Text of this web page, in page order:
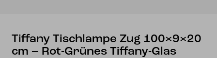
Tiffany Tischlampe Zug 100×9×20
cm – Rot-Grünes Tiffany-Glas